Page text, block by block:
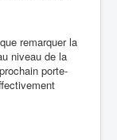
remarquer la
niveau de la
porte-